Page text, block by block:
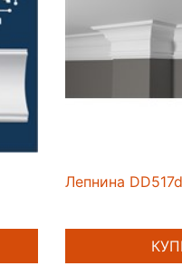
Лепнина